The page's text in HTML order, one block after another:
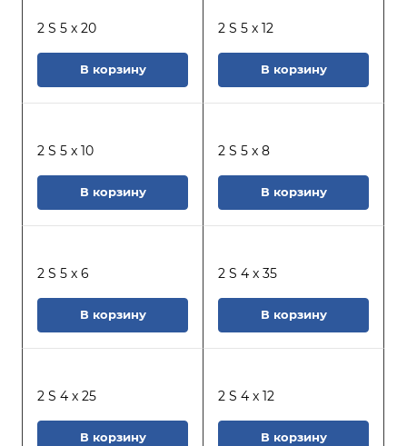
2 S 5 x 20
В корзину
2 S 5 x 12
В корзину
2 S 5 x 10
В корзину
2 S 5 x 8
В корзину
2 S 5 x 6
В корзину
2 S 4 x 35
В корзину
2 S 4 x 25
В корзину
2 S 4 x 12
В корзину